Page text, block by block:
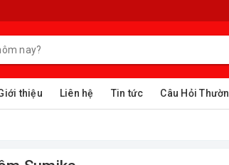
thiệu Liên hệ Tin tức Câu Hỏi